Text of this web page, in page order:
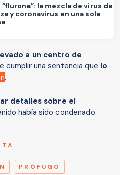
“flurona”: la mezcla de virus de
y coronavirus en una sola
a un centro de
cumplir una sentencia que lo
.
detalles sobre el
había sido condenado.
PRÓFUGO